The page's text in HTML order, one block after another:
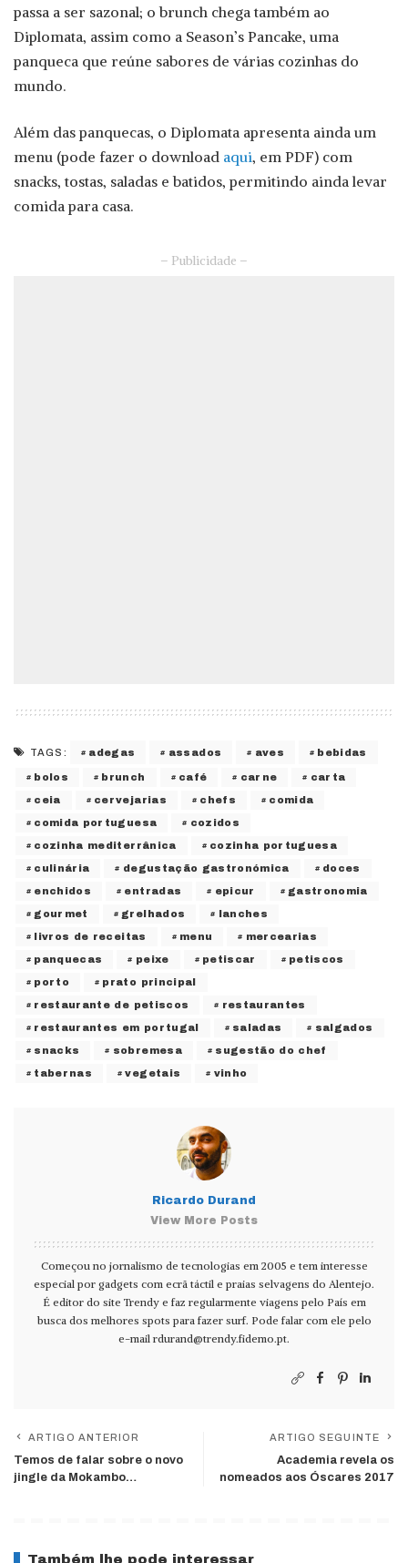
passa a ser sazonal; o brunch chega também ao
Diplomata, assim como a Season’s Pancake, uma
panqueca que reúne sabores de várias cozinhas do
mundo.
Além das panquecas, o Diplomata apresenta ainda um
menu (pode fazer o download aqui, em PDF) com
snacks, tostas, saladas e batidos, permitindo ainda levar
comida para casa.
– Publicidade –
TAGS: adegas assados aves bebidas
bolos brunch café carne carta
ceia cervejarias chefs comida
comida portuguesa cozidos
cozinha mediterrânica cozinha portuguesa
culinária degustação gastronómica doces
enchidos entradas epicur gastronomia
gourmet grelhados lanches
livros de receitas menu mercearias
panquecas peixe petiscar petiscos
porto prato principal
restaurante de petiscos restaurantes
restaurantes em portugal saladas salgados
snacks sobremesa sugestão do chef
tabernas vegetais vinho
Ricardo Durand
View More Posts
Começou no jornalismo de tecnologias em 2005 e tem interesse
especial por gadgets com ecrã táctil e praias selvagens do Alentejo.
É editor do site Trendy e faz regularmente viagens pelo País em
busca dos melhores spots para fazer surf. Pode falar com ele pelo
e-mail rdurand@trendy.fidemo.pt.
ARTIGO ANTERIOR
Temos de falar sobre o novo
jingle da Mokambo…
ARTIGO SEGUINTE
Academia revela os
nomeados aos Óscares 2017
Também lhe pode interessar